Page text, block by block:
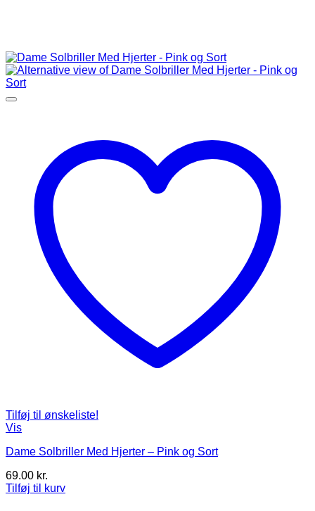
Tilføj til ønskeliste!
Vis
Dame Solbriller Med Hjerter – Pink og Sort
69.00 kr.
Tilføj til kurv